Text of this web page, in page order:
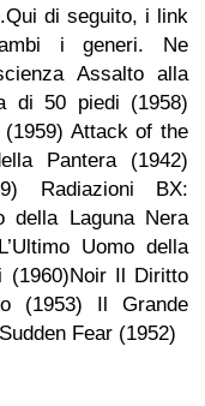
di seguito, i link
i generi. Ne
Assalto alla
di 50 piedi (1958)
(1959) Attack of the
Pantera (1942)
Radiazioni BX:
della Laguna Nera
Uomo della
(1960)Noir Il Diritto
(1953) Il Grande
Fear (1952)